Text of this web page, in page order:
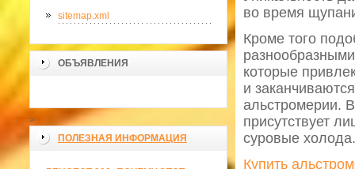
sitemap.xml
ОБЪЯВЛЕНИЯ
>
ПОЛЕЗНАЯ ИНФОРМАЦИЯ
во время
Кроме того
которые
и
альстромерии.
присутствует
суровые
Купить